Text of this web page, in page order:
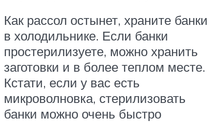
Как рассол остынет, храните банки
в холодильнике. Если банки
простерилизуете, можно хранить
заготовки и в более теплом месте.
Кстати, если у вас есть
микроволновка, стерилизовать
банки можно очень быстро